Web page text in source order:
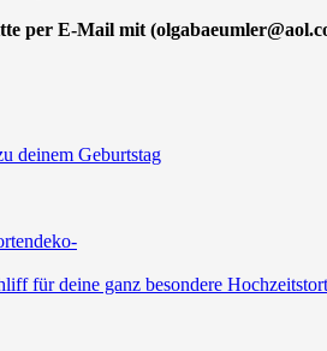
per E-Mail mit
deinem Geburtstag
für deine ganz besondere